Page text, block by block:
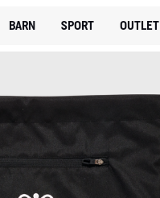
BARN SPORT OUTLET